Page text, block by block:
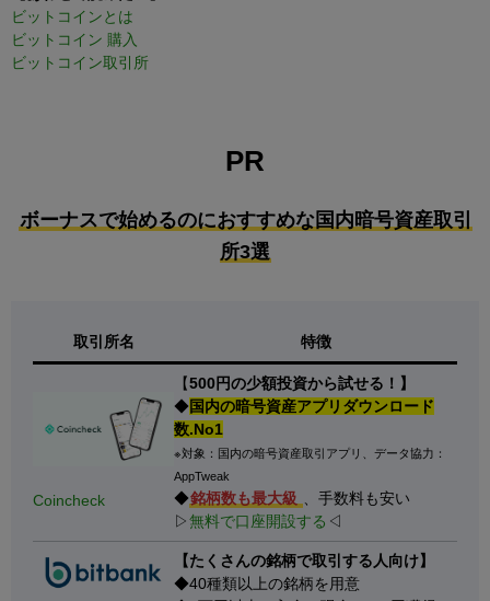
ビットコインとは
ビットコイン 購入
ビットコイン取引所
PR
ボーナスで始めるのにおすすめな国内暗号資産取引
所3選
取引所名 特徴
Coincheck
【500円の少額投資から試せる！】
◆国内の暗号資産アプリダウンロード
数.No1
※対象：国内の暗号資産取引アプリ、データ協力：
AppTweak
◆銘柄数も最大級 、手数料も安い
▷無料で口座開設する ◁
【たくさんの銘柄で取引する人向け】
◆40種類以上の銘柄を用意